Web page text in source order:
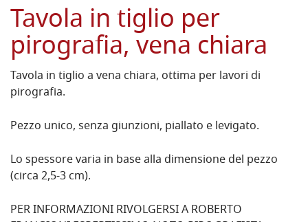
Tavola in tiglio per
pirografia, vena chiara
Tavola in tiglio a vena chiara, ottima per lavori di
pirografia.
Pezzo unico, senza giunzioni, piallato e levigato.
Lo spessore varia in base alla dimensione del pezzo
(circa 2,5-3 cm).
PER INFORMAZIONI RIVOLGERSI A ROBERTO